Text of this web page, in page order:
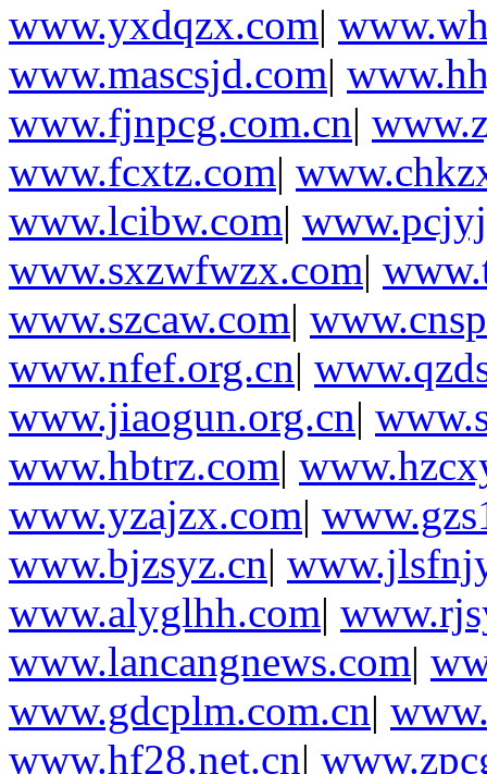
www.yxdqzx.com|
www.mascsjd.com|
www.fjnpcg.com.cn|
www.fcxtz.com|
www.lcibw.com|
www.sxzwfwzx.com|
www.szcaw.com|
www.nfef.org.cn|
www.jiaogun.org.cn|
www.hbtrz.com|
www.yzajzx.com|
www.bjzsyz.cn|
www.alyglhh.com|
www.lancangnews.com|
www.gdcplm.com.cn|
www.hf28.net.cn|